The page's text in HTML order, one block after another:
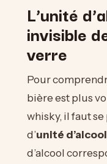
L’unité
invisible
verre
Pour
bière est plus
whisky, il faut
d’unité d’alcool
d’alcool